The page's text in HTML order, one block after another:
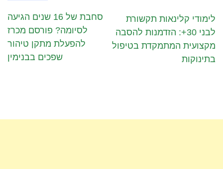
סחבת של 16 שנים הגיעה
לסיומה? פורסם מכרז
להפעלת מתקן טיהור
שפכים בבנימין
לימודי קלינאות תקשורת
לבני 30+: הזדמנות להסבה
מקצועית המתמקדת בטיפול
בתינוקות